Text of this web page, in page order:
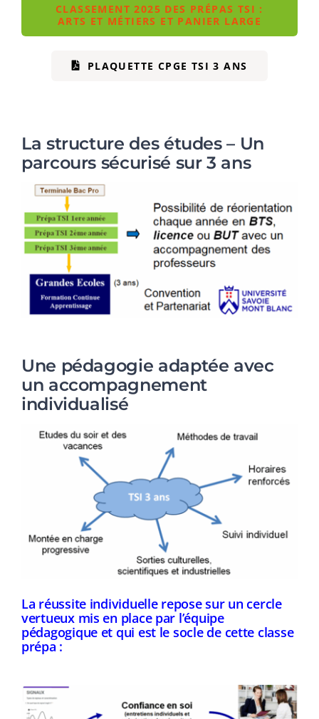
CLASSEMENT 2025 DES PRÉPAS TSI :
ARTS ET MÉTIERS ET PANIER LARGE
PLAQUETTE CPGE TSI 3 ANS
La structure des études – Un
parcours sécurisé sur 3 ans
Une pédagogie adaptée avec
un accompagnement
individualisé
La réussite individuelle repose sur un cercle
vertueux mis en place par l’équipe
pédagogique et qui est le socle de cette classe
prépa :